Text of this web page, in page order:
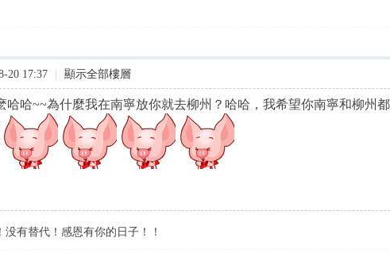
20 17:37 顯示全部樓層
哈哈~~為什麼我在南寧放你就去柳州？哈哈，我希望你南寧和柳州
没有替代！感恩有你的日子！！